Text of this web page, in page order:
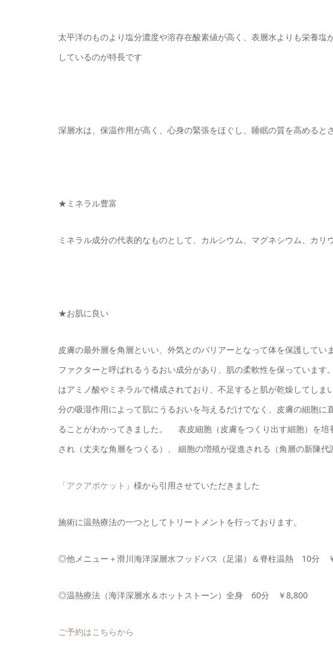
太平洋のものより塩分濃度や溶存在酸素値が高く、表層水よりも栄養
しているのが特長です
深層水は、保温作用が高く、心身の緊張をほぐし、睡眠の質を高めると
★ミネラル豊富
ミネラル成分の代表的なものとして、カルシウム、マグネシウム、カリ
★お肌に良い
皮膚の最外層を角層といい、外気とのバリアーとなって体を保護してい
ファクターと呼ばれるうるおい成分があり、肌の柔軟性を保っていま
はアミノ酸やミネラルで構成されており、不足すると肌が乾燥してし
分の吸湿作用によって肌にうるおいを与えるだけでなく、皮膚の細胞
ることがわかってきました。 表皮細胞（皮膚をつくり出す細胞）を培
され（丈夫な角層をつくる）、 細胞の増殖が促進される（角層の新陳代
「アクアポケット 」様から引用させていただきました
施術に温熱療法の一つとしてトリートメントを行っております。
◎他メニュー＋滑川海洋深層水フッドバス（足湯）＆脊柱温熱 10分
◎温熱療法（海洋深層水＆ホットストーン）全身 60分 ￥8,800
ご予約はこちらから